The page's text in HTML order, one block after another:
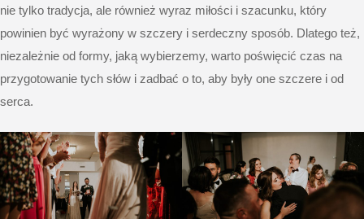
nie tylko tradycja, ale również wyraz miłości i szacunku, który
powinien być wyrażony w szczery i serdeczny sposób. Dlatego też,
niezależnie od formy, jaką wybierzemy, warto poświęcić czas na
przygotowanie tych słów i zadbać o to, aby były one szczere i od
serca.